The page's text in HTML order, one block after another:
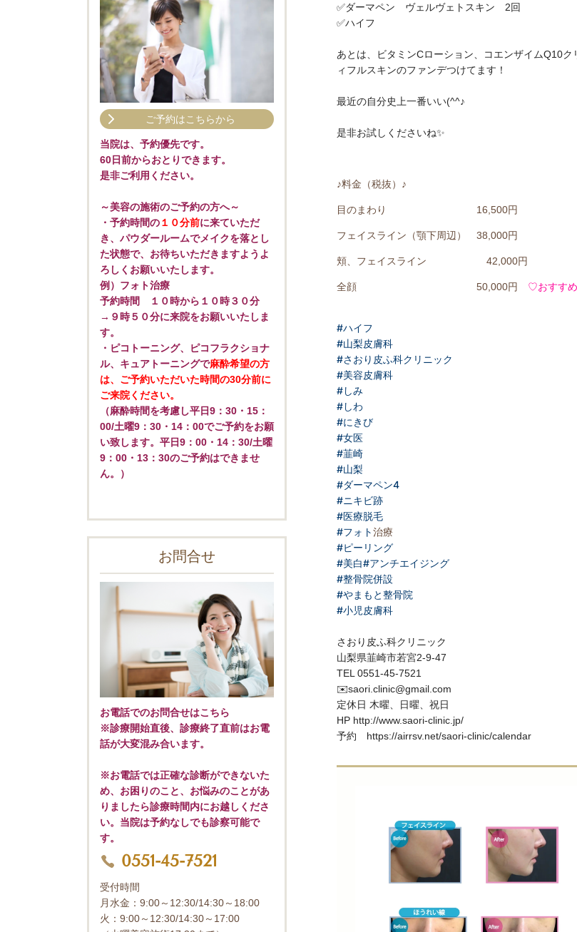
✅ダーマペン ヴェルヴェトスキン 2回
✅ハイフ
あとは、ビタミンCローション、コエンザイムQ10
ィフルスキンのファンデつけてます！
最近の自分史上一番いい(^^♪
是非お試しくださいね✨
♪料金（税抜）♪
目のまわり 16,500円
フェイスライン（顎下周辺） 38,000円
頬、フェイスライン 42,000円
全顔 50,000円 ♡おすす
#ハイフ
#山梨皮膚科
#さおり皮ふ科クリニック
#美容皮膚科
#しみ
#しわ
#にきび
#女医
#韮崎
#山梨
#ダーマペン4
#ニキビ跡
#医療脱毛
#フォト治療
#ピーリング
#美白#アンチエイジング
#整骨院併設
#やまもと整骨院
#小児皮膚科
さおり皮ふ科クリニック
山梨県韮崎市若宮2-9-47
TEL 0551-45-7521
✉️saori.clinic@gmail.com
定休日 木曜、日曜、祝日
HP http://www.saori-clinic.jp/
予約 https://airrsv.net/saori-clinic/calendar
ご予約はこちらから
当院は、予約優先です。
60日前からおとりできます。
是非ご利用ください。
～美容の施術のご予約の方へ～
・予約時間の１０分前に来ていただ
き、パウダールームでメイクを落とし
た状態で、お待ちいただきますようよ
ろしくお願いいたします。
例）フォト治療
予約時間 １０時から１０時３０分
→９時５０分に来院をお願いいたしま
す。
・ピコトーニング、ピコフラクショナ
ル、キュアトーニングで麻酔希望の方
は、ご予約いただいた時間の30分前に
ご来院ください。
（麻酔時間を考慮し平日9：30・15：
00/土曜9：30・14：00でご予約をお願
い致します。平日9：00・14：30/土曜
9：00・13：30のご予約はできませ
ん。）
お問合せ
お電話でのお問合せはこちら
※診療開始直後、診療終了直前はお電
話が大変混み合います。
※お電話では正確な診断ができないた
め、お困りのこと、お悩みのことがあ
りましたら診療時間内にお越しくださ
い。当院は予約なしでも診察可能で
す。
0551-45-7521
受付時間
月水金：9:00～12:30/14:30～18:00
火：9:00～12:30/14:30～17:00